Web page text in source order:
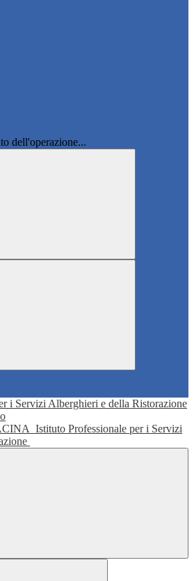
dell'operazione...
Istituto Professionale per i Servizi